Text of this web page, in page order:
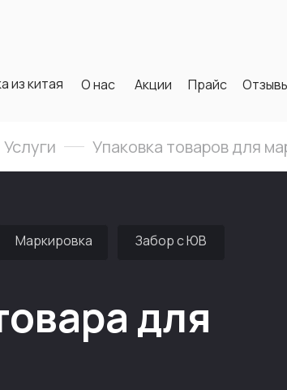
из китая Акции
О нас Прайс
Услуги Упаковка товаров для
для
Маркировка Забор с ЮВ